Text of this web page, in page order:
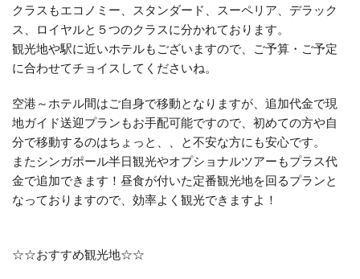
クラスもエコノミー、スタンダード、スーペリア、デラック
ス、ロイヤルと５つのクラスに分かれております。
観光地や駅に近いホテルもございますので、ご予算・ご予定
に合わせてチョイスしてくださいね。
空港～ホテル間はご自身で移動となりますが、追加代金で現
地ガイド送迎プランもお手配可能ですので、初めての方や自
分で移動するのはちょっと、、と不安な方にも安心です。
またシンガポール半日観光やオプショナルツアーもプラス代
金で追加できます！昼食が付いた定番観光地を回るプランと
なっておりますので、効率よく観光できますよ！
☆☆おすすめ観光地☆☆